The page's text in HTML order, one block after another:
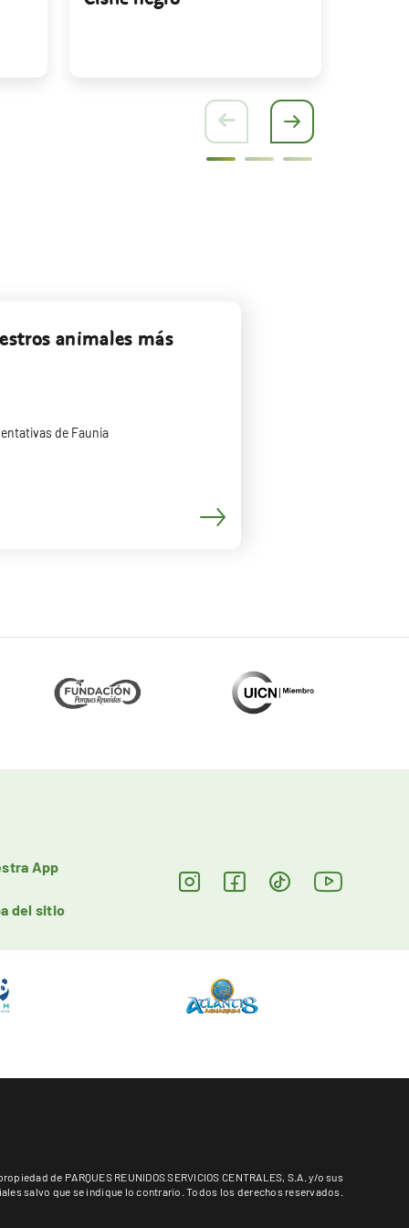
animales más
de Faunia
App
del sitio
de PARQUES REUNIDOS SERVICIOS CENTRALES, S.A. y/o sus
salvo que se indique lo contrario. Todos los derechos reservados.